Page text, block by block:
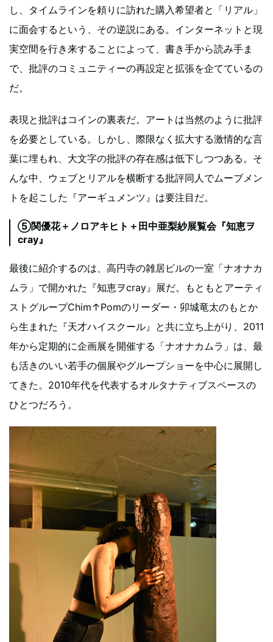
し、タイムラインを頼りに訪れた購入希望者と「リアル」
に面会するという、その逆説にある。インターネットと現
実空間を行き来することによって、書き手から読み手ま
で、批評のコミュニティーの再設定と拡張を企てているの
だ。
表現と批評はコインの裏表だ。アートは当然のように批評
を必要としている。しかし、際限なく拡大する激情的な言
葉に埋もれ、大文字の批評の存在感は低下しつつある。そ
んな中、ウェブとリアルを横断する批評同人でムーブメン
トを起こした『アーギュメンツ』は要注目だ。
⑤関優花＋ノロアキヒト＋田中亜梨紗展覧会『知恵ヲ
cray』
最後に紹介するのは、高円寺の雑居ビルの一室「ナオナカ
ムラ」で開かれた『知恵ヲcray』展だ。もともとアーティ
ストグループChim↑Pomのリーダー・卯城竜太のもとか
ら生まれた『天才ハイスクール』と共に立ち上がり、2011
年から定期的に企画展を開催する「ナオナカムラ」は、最
も活きのいい若手の個展やグループショーを中心に展開し
てきた。2010年代を代表するオルタナティブスペースの
ひとつだろう。